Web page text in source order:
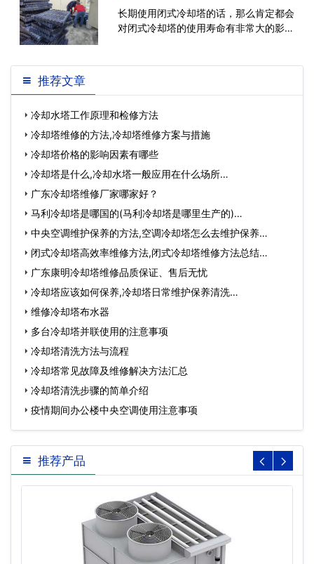
长期使用闭式冷却塔的话，那么肯定都会
对闭式冷却塔的使用寿命有非常大的影
推荐文章
冷却水塔工作原理和检修方法
冷却塔维修的方法,冷却塔维修方案与措施
冷却塔价格的影响因素有哪些
冷却塔是什么,冷却水塔一般应用在什么场所…
广东冷却塔维修厂家哪家好？
马利冷却塔是哪国的(马利冷却塔是哪里生产的)…
中央空调维护保养的方法,空调冷却塔怎么去维护保养…
闭式冷却塔高效率维修方法,闭式冷却塔维修方法总结…
广东康明冷却塔维修品质保证、售后无忧
冷却塔应该如何保养,冷却塔日常维护保养清洗…
维修冷却塔布水器
多台冷却塔并联使用的注意事项
冷却塔清洗方法与流程
冷却塔常见故障及维修解决方法汇总
冷却塔清洗步骤的简单介绍
疫情期间办公楼中央空调使用注意事项
推荐产品